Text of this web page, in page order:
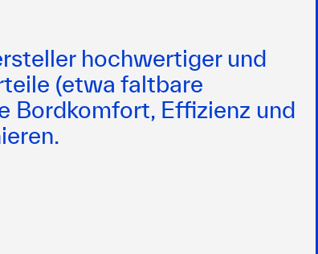
hochwertiger und
(etwa faltbare
Bordkomfort, Effizienz und